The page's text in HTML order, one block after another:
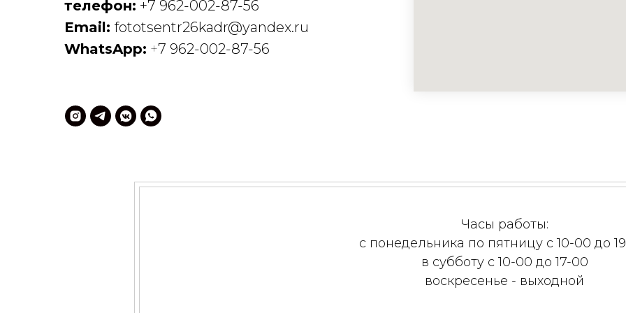
телефон: +7 962-002-87-56
Email: fototsentr26kadr@yandex.ru
WhatsApp: +7 962-002-87-56
Часы работы:
с понедельника по пятницу с 10-00 до
в субботу с 10-00 до 17-00
воскресенье - выходной